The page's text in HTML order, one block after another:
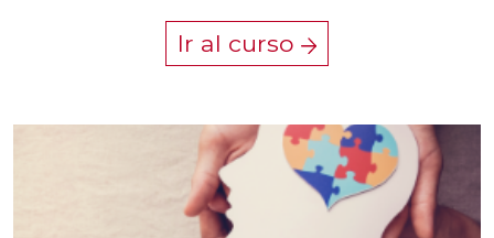
Ir al curso